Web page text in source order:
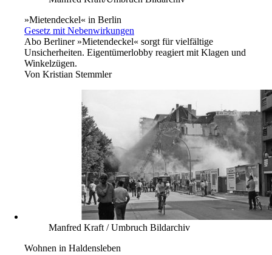
»Mietendeckel« in Berlin
Gesetz mit Nebenwirkungen
Abo Berliner »Mietendeckel« sorgt für vielfältige
Unsicherheiten. Eigentümerlobby reagiert mit Klagen und
Winkelzügen.
Von Kristian Stemmler
Manfred Kraft / Umbruch Bildarchiv
Wohnen in Haldensleben